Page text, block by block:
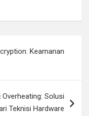
Keamanan
Solusi
Teknisi Hardware